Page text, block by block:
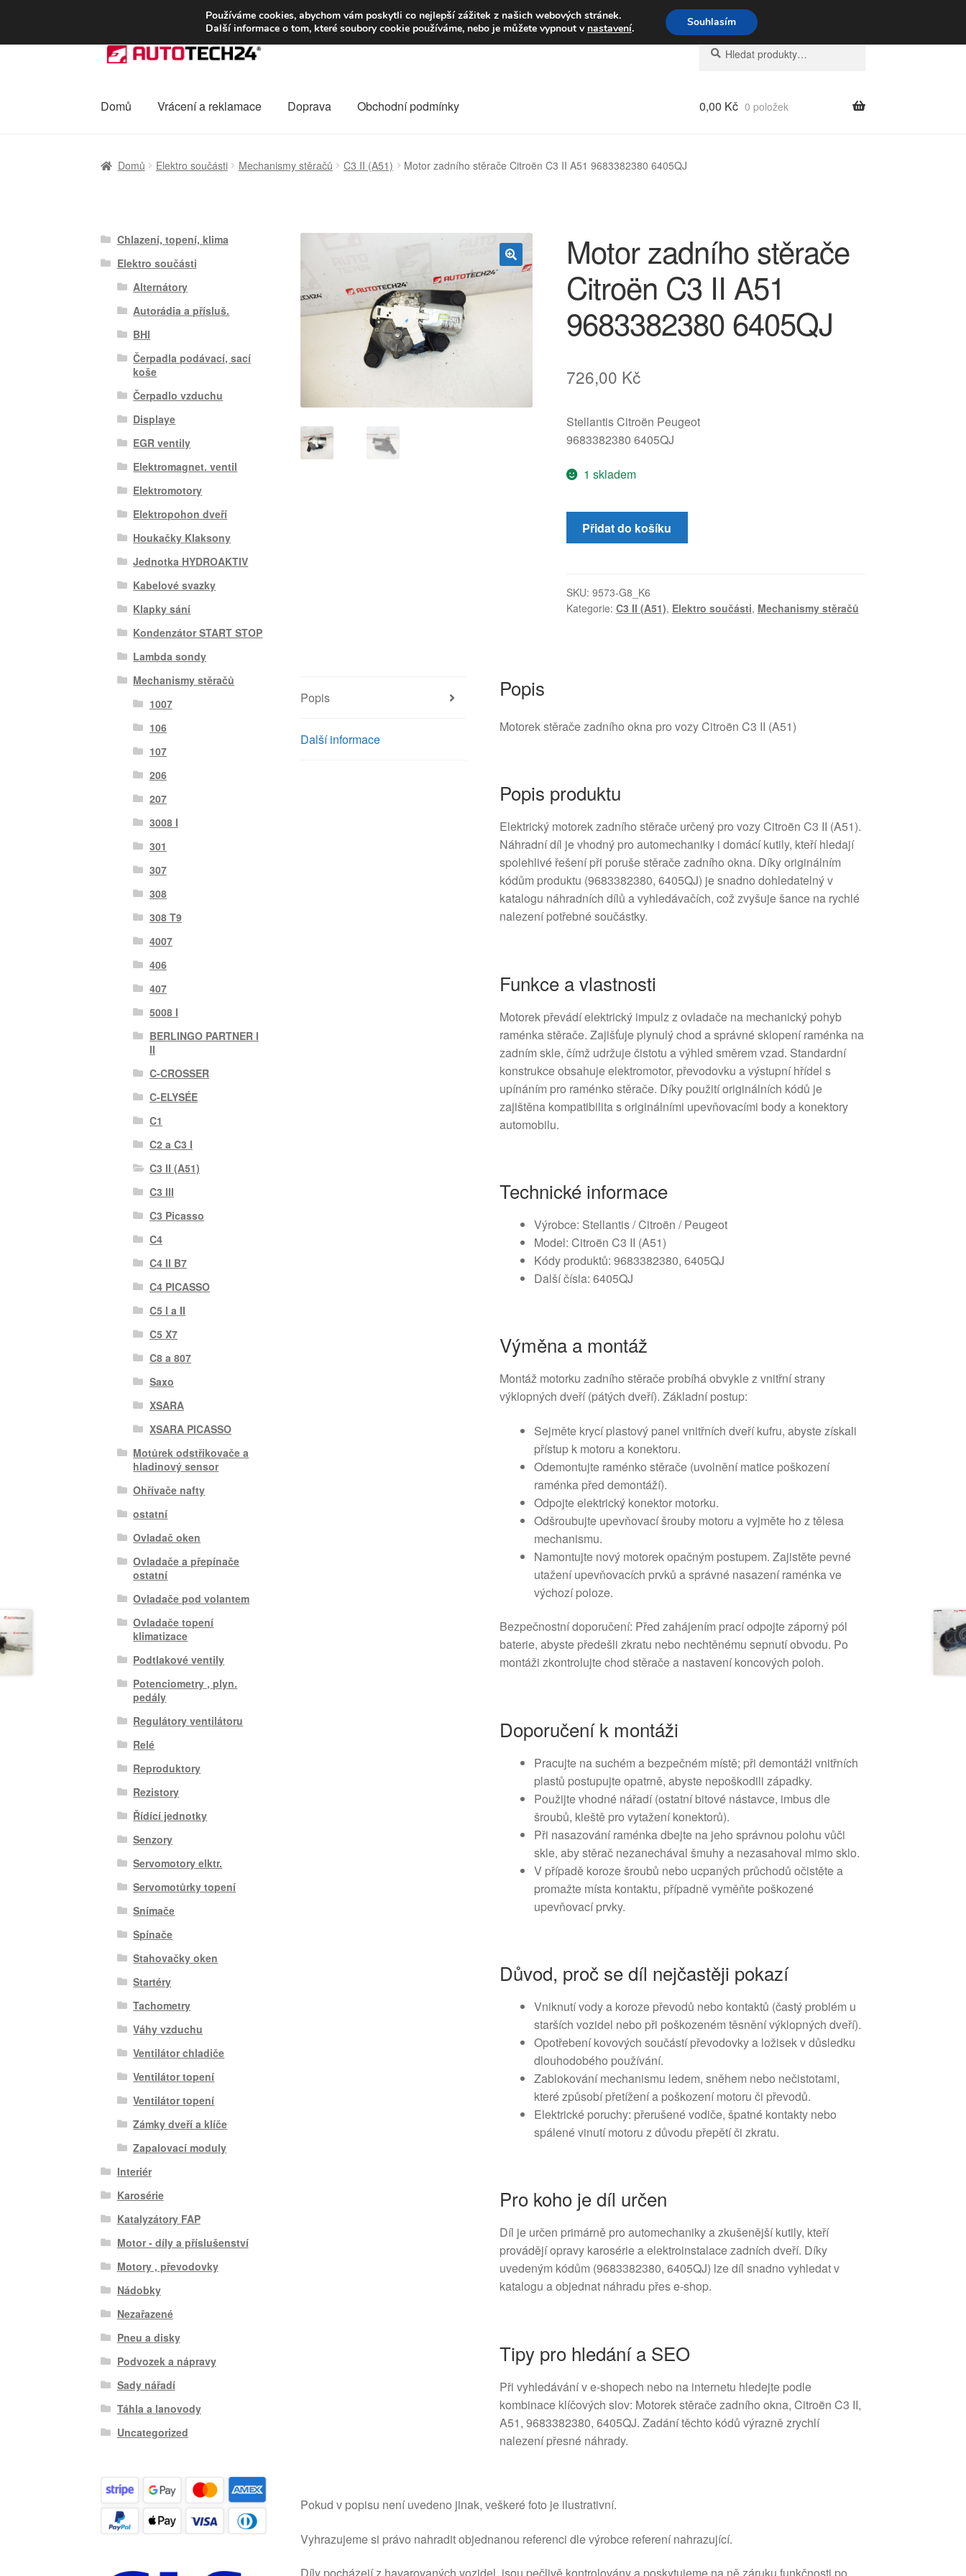
DOPRAVA od 139,-Kč Volejte po-pá 9-16 704 494 494
Přeskočit
na
Přejít
webu
Hledat:
Hledat
Domů Vrácení a reklamace Doprava Obchodní podmínky 0,00 Kč 0 položek
Domů Elektro součásti Mechanismy stěračů C3 II (A51) Motor zadního stěrače Citroën C3 II A51 9683382380 6405QJ
Motor zadního stěrače
Citroën C3 II A51
9683382380 6405QJ
726,00 Kč
Stellantis Citroën Peugeot
9683382380 6405QJ
1 skladem
Motor
zadního
C3
II
Přidat do košíku
SKU: 9573-G8_K6
Kategorie: C3 II (A51), Elektro součásti, Mechanismy stěračů
Popis
Další informace
Popis
Motorek stěrače zadního okna pro vozy Citroën C3 II (A51)
Popis produktu
Elektrický motorek zadního stěrače určený pro vozy Citroën C3 II (A51).
Náhradní díl je vhodný pro automechaniky i domácí kutily, kteří hledají
spolehlivé řešení při poruše stěrače zadního okna. Díky originálním
kódům produktu (9683382380, 6405QJ) je snadno dohledatelný v
katalogu náhradních dílů a vyhledávačích, což zvyšuje šance na rychlé
nalezení potřebné součástky.
Funkce a vlastnosti
Motorek převádí elektrický impulz z ovladače na mechanický pohyb
raménka stěrače. Zajišťuje plynulý chod a správné sklopení raménka na
zadním skle, čímž udržuje čistotu a výhled směrem vzad. Standardní
konstrukce obsahuje elektromotor, převodovku a výstupní hřídel s
upínáním pro raménko stěrače. Díky použití originálních kódů je
zajištěna kompatibilita s originálními upevňovacími body a konektory
automobilu.
Technické informace
Výrobce: Stellantis / Citroën / Peugeot
Model: Citroën C3 II (A51)
Kódy produktů: 9683382380, 6405QJ
Další čísla: 6405QJ
Výměna a montáž
Montáž motorku zadního stěrače probíhá obvykle z vnitřní strany
výklopných dveří (pátých dveří). Základní postup:
Sejměte krycí plastový panel vnitřních dveří kufru, abyste získali
přístup k motoru a konektoru.
Odemontujte raménko stěrače (uvolnění matice poškození
raménka před demontáží).
Odpojte elektrický konektor motorku.
Odšroubujte upevňovací šrouby motoru a vyjměte ho z tělesa
mechanismu.
Namontujte nový motorek opačným postupem. Zajistěte pevné
utažení upevňovacích prvků a správné nasazení raménka ve
výchozí poloze.
Bezpečnostní doporučení: Před zahájením prací odpojte záporný pól
baterie, abyste předešli zkratu nebo nechtěnému sepnutí obvodu. Po
montáži zkontrolujte chod stěrače a nastavení koncových poloh.
Doporučení k montáži
Pracujte na suchém a bezpečném místě; při demontáži vnitřních
plastů postupujte opatrně, abyste nepoškodili západky.
Použijte vhodné nářadí (ostatní bitové nástavce, imbus dle
šroubů, kleště pro vytažení konektorů).
Při nasazování raménka dbejte na jeho správnou polohu vůči
skle, aby stěrač nezanechával šmuhy a nezasahoval mimo sklo.
V případě koroze šroubů nebo ucpaných průchodů očistěte a
promažte místa kontaktu, případně vyměňte poškozené
upevňovací prvky.
Důvod, proč se díl nejčastěji pokazí
Vniknutí vody a koroze převodů nebo kontaktů (častý problém u
starších vozidel nebo při poškozeném těsnění výklopných dveří).
Opotřebení kovových součástí převodovky a ložisek v důsledku
dlouhodobého používání.
Zablokování mechanismu ledem, sněhem nebo nečistotami,
které způsobí přetížení a poškození motoru či převodů.
Elektrické poruchy: přerušené vodiče, špatné kontakty nebo
spálené vinutí motoru z důvodu přepětí či zkratu.
Pro koho je díl určen
Díl je určen primárně pro automechaniky a zkušenější kutily, kteří
provádějí opravy karosérie a elektroinstalace zadních dveří. Díky
uvedeným kódům (9683382380, 6405QJ) lze díl snadno vyhledat v
katalogu a objednat náhradu přes e-shop.
Tipy pro hledání a SEO
Při vyhledávání v e-shopech nebo na internetu hledejte podle
kombinace klíčových slov: Motorek stěrače zadního okna, Citroën C3 II,
A51, 9683382380, 6405QJ. Zadání těchto kódů výrazně zrychlí
nalezení přesné náhrady.
Pokud v popisu není uvedeno jinak, veškeré foto je ilustrativní.
Vyhrazujeme si právo nahradit objednanou referenci dle výrobce referení nahrazující.
Chlazení, topení, klima
Elektro součásti
Alternátory
Autorádia a přísluš.
BHI
Čerpadla podávací, sací
koše
Čerpadlo vzduchu
Displaye
EGR ventily
Elektromagnet. ventil
Elektromotory
Elektropohon dveří
Houkačky Klaksony
Jednotka HYDROAKTIV
Kabelové svazky
Klapky sání
Kondenzátor START STOP
Lambda sondy
Mechanismy stěračů
1007
106
107
206
207
3008 I
301
307
308
308 T9
4007
406
407
5008 I
BERLINGO PARTNER I
II
C-CROSSER
C-ELYSÉE
C1
C2 a C3 I
C3 II (A51)
C3 III
C3 Picasso
C4
C4 II B7
C4 PICASSO
C5 I a II
C5 X7
C8 a 807
Saxo
XSARA
XSARA PICASSO
Motůrek odstřikovače a
hladinový sensor
Ohřívače nafty
ostatní
Ovladač oken
Ovladače a přepínače
ostatní
Ovladače pod volantem
Ovladače topení
klimatizace
Podtlakové ventily
Potenciometry , plyn.
pedály
Regulátory ventilátoru
Relé
Reproduktory
Rezistory
Řídící jednotky
Senzory
Servomotory elktr.
Servomotůrky topení
Snímače
Spínače
Stahovačky oken
Startéry
Tachometry
Váhy vzduchu
Ventilátor chladiče
Ventilátor topení
Ventilátor topení
Zámky dveří a klíče
Zapalovací moduly
Interiér
Karosérie
Katalyzátory FAP
Motor - díly a příslušenství
Motory , převodovky
Nádobky
Nezařazené
Pneu a disky
Podvozek a nápravy
Sady nářadí
Táhla a lanovody
Uncategorized
Používáme cookies, abychom vám poskytli co nejlepší zážitek z našich webových stránek.
Další informace o tom, které soubory cookie používáme, nebo je můžete vypnout v nastavení. Souhlasím